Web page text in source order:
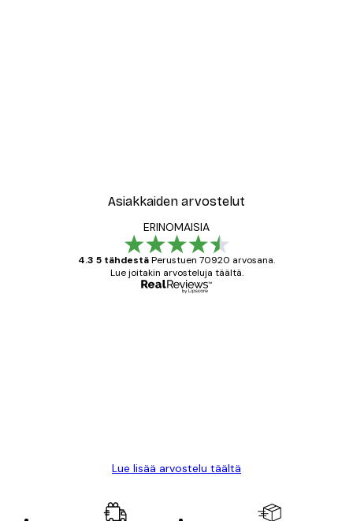
Asiakkaiden arvostelut
ERINOMAISIA
4.3 5 tähdestäPerustuen 70920 arvosana.
Lue joitakin arvosteluja täältä.
Lue lisää arvostelu täältä